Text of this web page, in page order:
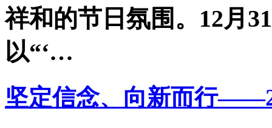
祥和的节日氛围。12月
以“‘…
坚定信念、向新而行